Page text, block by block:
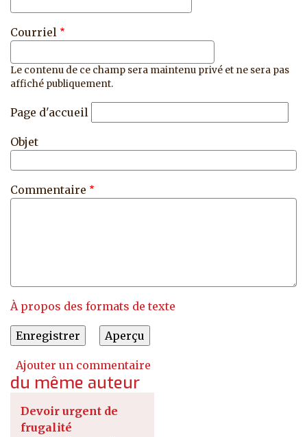
Courriel
Le contenu de ce champ sera maintenu privé et ne sera pas
affiché publiquement.
Page d'accueil
Objet
Commentaire
À propos des formats de texte
Ajouter un commentaire
du même auteur
Devoir urgent de
frugalité